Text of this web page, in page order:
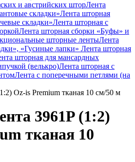
и австрийских шторЛента
складки»Лента шторная
складки»Лента шторная с
Лента шторная сборки «Буфы» и
шторные лентыЛента
«Гусиные лапки» Лента шторная
шторная для мансардных
(велькро)Лента шторная с
Лента с поперечными петлями (на
Oz-is Premium тканая 10 см/50 м
3961P (1:2)
тканая 10